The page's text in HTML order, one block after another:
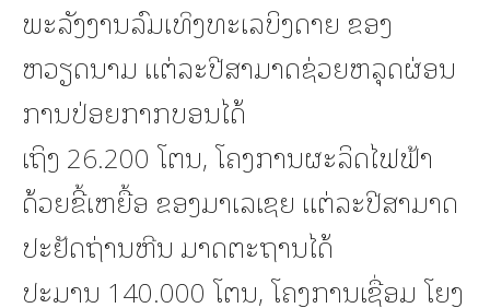
ພະລັງງານລົມເທິງທະເລບິງດາຍ ຂອງ
ຫວຽດນາມ ແຕ່ລະປີສາມາດຊ່ວຍຫລຸດຜ່ອນ
ການປ່ອຍກາກບອນໄດ້
ເຖິງ 26.200 ໂຕນ, ໂຄງການຜະລິດໄຟຟ້າ
ດ້ວຍຂີ້ເຫຍື້ອ ຂອງມາເລເຊຍ ແຕ່ລະປີສາມາດ
ປະຢັດຖ່ານຫີນ ມາດຕະຖານໄດ້
ປະມານ 140.000 ໂຕນ, ໂຄງການເຊື່ອມ ໂຍງ